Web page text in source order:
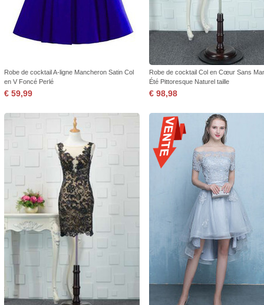
Robe de cocktail A-ligne Mancheron Satin Col
en V Foncé Perlé
€ 59,99
Robe de cocktail Col en Cœur Sans
Été Pittoresque Naturel taille
€ 98,98